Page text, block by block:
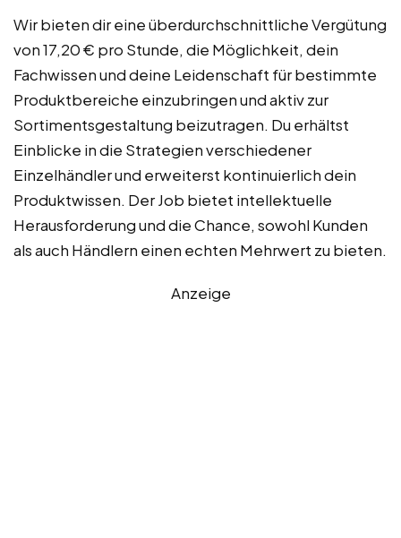
Wir bieten dir eine überdurchschnittliche Vergütung
von 17,20 € pro Stunde, die Möglichkeit, dein
Fachwissen und deine Leidenschaft für bestimmte
Produktbereiche einzubringen und aktiv zur
Sortimentsgestaltung beizutragen. Du erhältst
Einblicke in die Strategien verschiedener
Einzelhändler und erweiterst kontinuierlich dein
Produktwissen. Der Job bietet intellektuelle
Herausforderung und die Chance, sowohl Kunden
als auch Händlern einen echten Mehrwert zu bieten.
Anzeige